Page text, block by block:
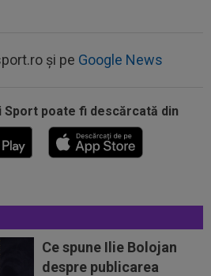
și pe Google News
Sport poate fi descărcată din
Ce spune Ilie Bolojan
despre publicarea
Craioveanu a dat declarația
”Știi cine mă...
Cluj: scorul serii în Europa!
0-2...